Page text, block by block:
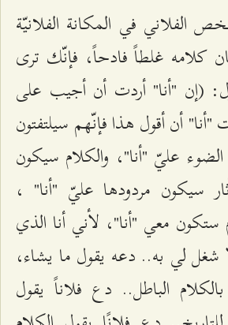
الفلاني في المكانة الفلانيّة
كلامه غلطاً فادحاً، فإنّك ترى
(إن "أنا" أردت أن أجيب على
"أنا" أن أقول هذا فإنّهم سيلتفتون
عليّ "أنا"، والكلام سيكون
سيكون مردودها عليّ "أنا" ،
ستكون معي "أنا"، لأني أنا الذي
لي به.. دعه يقول ما يشاء،
الباطل.. دع فلاناً يقول